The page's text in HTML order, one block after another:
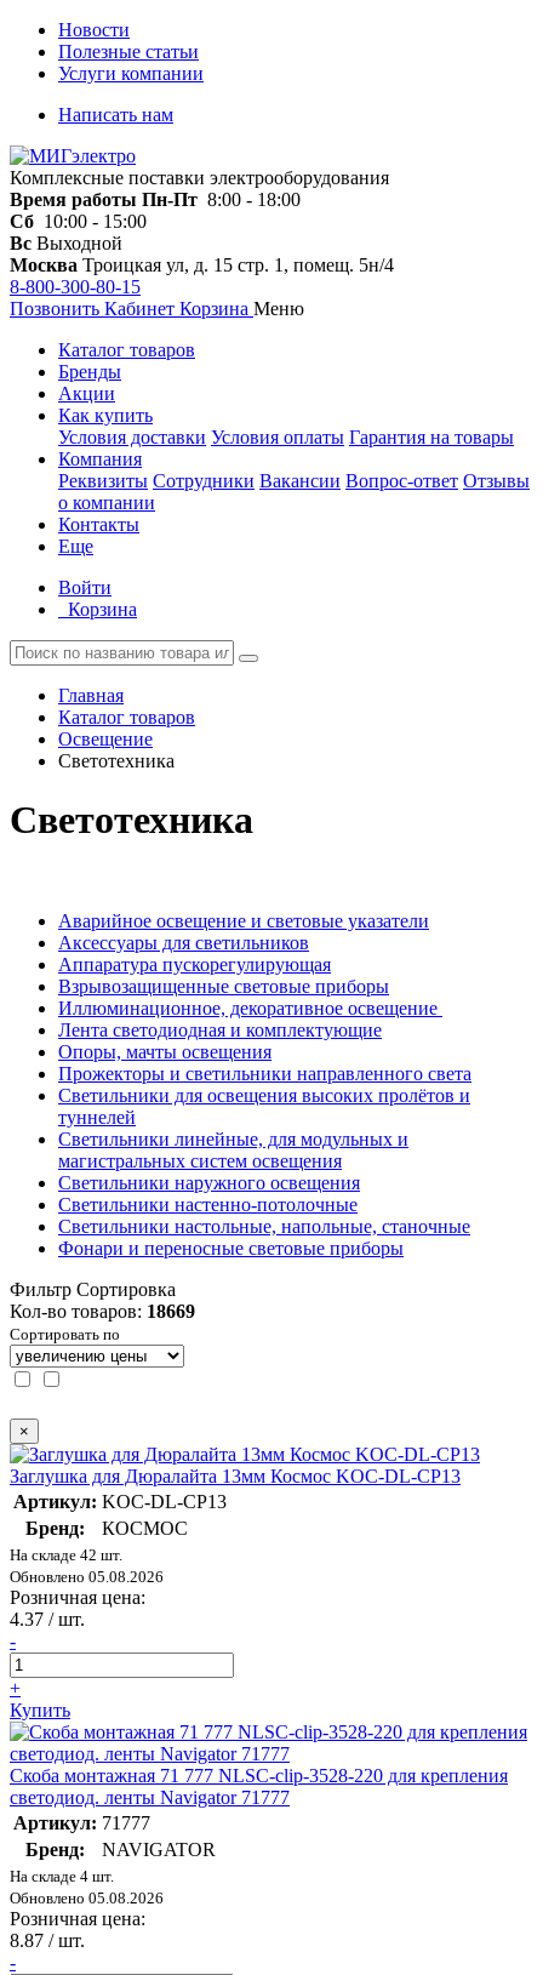
Новости
Полезные статьи
Услуги компании
Написать нам
Комплексные поставки электрооборудования
Время работы Пн-Пт 8:00 - 18:00
Сб 10:00 - 15:00
Вс Выходной
Москва Троицкая ул, д. 15 стр. 1, помещ. 5н/4
8-800-300-80-15
Позвонить Кабинет Корзина Меню
Каталог товаров
Бренды
Акции
Как купить
Условия доставки Условия оплаты Гарантия на товары
Компания
Реквизиты Сотрудники Вакансии Вопрос-ответ Отзывы
о компании
Контакты
Еще
Войти
Корзина
Главная
Каталог товаров
Освещение
Светотехника
Светотехника
Аварийное освещение и световые указатели
Аксессуары для светильников
Аппаратура пускорегулирующая
Взрывозащищенные световые приборы
Иллюминационное, декоративное освещение
Лента светодиодная и комплектующие
Опоры, мачты освещения
Прожекторы и светильники направленного света
Светильники для освещения высоких пролётов и
туннелей
Светильники линейные, для модульных и
магистральных систем освещения
Светильники наружного освещения
Светильники настенно-потолочные
Светильники настольные, напольные, станочные
Фонари и переносные световые приборы
Фильтр Сортировка
Кол-во товаров: 18669
Сортировать по
×
Заглушка для Дюралайта 13мм Космос KOC-DL-CP13
Артикул: KOC-DL-CP13
Бренд:
КОСМОС
На складе 42 шт.
Обновлено 05.08.2026
Розничная цена:
4.37 / шт.
-
+
Купить
Скоба монтажная 71 777 NLSC-clip-3528-220 для крепления
светодиод. ленты Navigator 71777
Артикул: 71777
Бренд:
NAVIGATOR
На складе 4 шт.
Обновлено 05.08.2026
Розничная цена:
8.87 / шт.
-